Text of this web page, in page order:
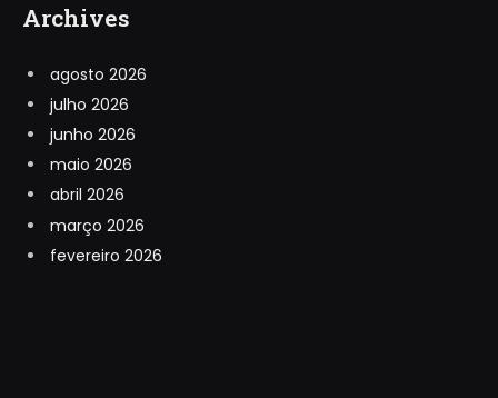
Archives
agosto 2026
julho 2026
junho 2026
maio 2026
abril 2026
março 2026
fevereiro 2026